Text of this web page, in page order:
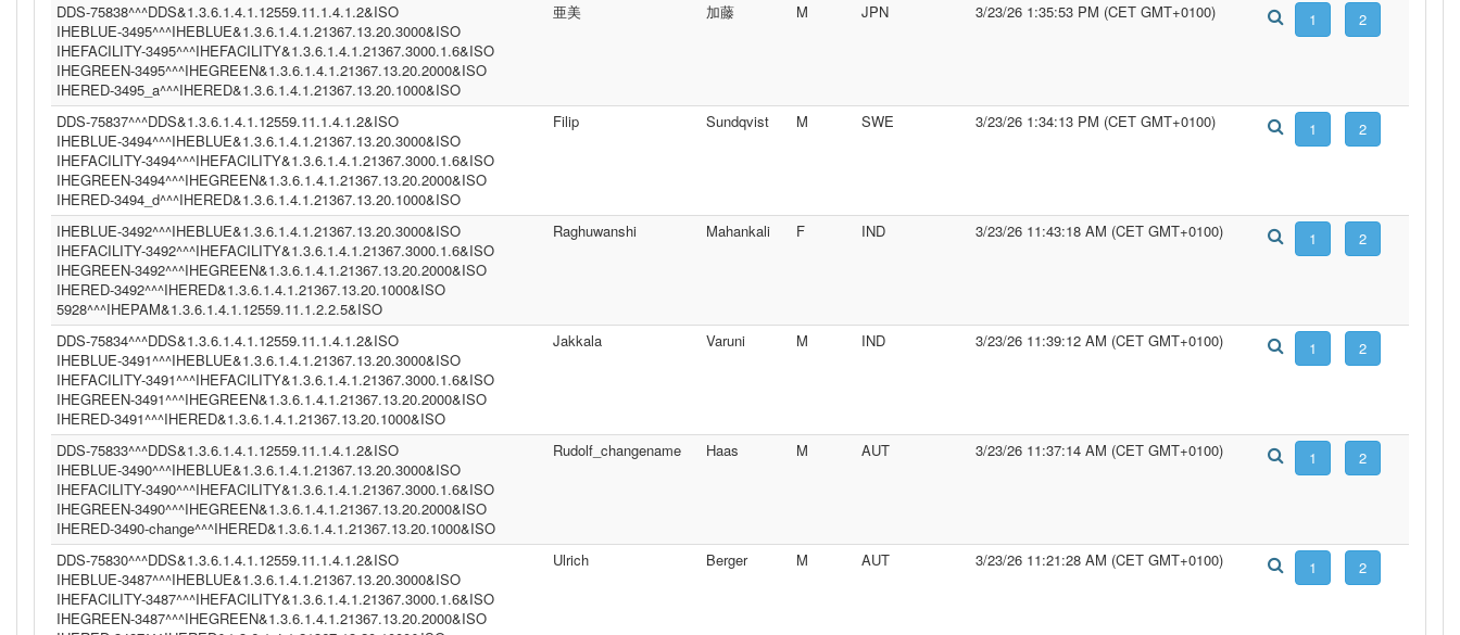
DDS-75838^^^DDS&1.3.6.1.4.1.12559.11.1.4.1.2&ISO
IHEBLUE-3495^^^IHEBLUE&1.3.6.1.4.1.21367.13.20.3000&ISO
IHEFACILITY-3495^^^IHEFACILITY&1.3.6.1.4.1.21367.3000.1.6&ISO
IHEGREEN-3495^^^IHEGREEN&1.3.6.1.4.1.21367.13.20.2000&ISO
IHERED-3495_a^^^IHERED&1.3.6.1.4.1.21367.13.20.1000&ISO
亜美 加藤 M JPN 3/23/26 1:35:53 PM (CET GMT+0100)
DDS-75837^^^DDS&1.3.6.1.4.1.12559.11.1.4.1.2&ISO
IHEBLUE-3494^^^IHEBLUE&1.3.6.1.4.1.21367.13.20.3000&ISO
IHEFACILITY-3494^^^IHEFACILITY&1.3.6.1.4.1.21367.3000.1.6&ISO
IHEGREEN-3494^^^IHEGREEN&1.3.6.1.4.1.21367.13.20.2000&ISO
IHERED-3494_d^^^IHERED&1.3.6.1.4.1.21367.13.20.1000&ISO
Filip Sundqvist M SWE 3/23/26 1:34:13 PM (CET GMT+0100)
IHEBLUE-3492^^^IHEBLUE&1.3.6.1.4.1.21367.13.20.3000&ISO
IHEFACILITY-3492^^^IHEFACILITY&1.3.6.1.4.1.21367.3000.1.6&ISO
IHEGREEN-3492^^^IHEGREEN&1.3.6.1.4.1.21367.13.20.2000&ISO
IHERED-3492^^^IHERED&1.3.6.1.4.1.21367.13.20.1000&ISO
5928^^^IHEPAM&1.3.6.1.4.1.12559.11.1.2.2.5&ISO
Raghuwanshi Mahankali F IND 3/23/26 11:43:18 AM (CET GMT+0100)
DDS-75834^^^DDS&1.3.6.1.4.1.12559.11.1.4.1.2&ISO
IHEBLUE-3491^^^IHEBLUE&1.3.6.1.4.1.21367.13.20.3000&ISO
IHEFACILITY-3491^^^IHEFACILITY&1.3.6.1.4.1.21367.3000.1.6&ISO
IHEGREEN-3491^^^IHEGREEN&1.3.6.1.4.1.21367.13.20.2000&ISO
IHERED-3491^^^IHERED&1.3.6.1.4.1.21367.13.20.1000&ISO
Jakkala Varuni M IND 3/23/26 11:39:12 AM (CET GMT+0100)
DDS-75833^^^DDS&1.3.6.1.4.1.12559.11.1.4.1.2&ISO
IHEBLUE-3490^^^IHEBLUE&1.3.6.1.4.1.21367.13.20.3000&ISO
IHEFACILITY-3490^^^IHEFACILITY&1.3.6.1.4.1.21367.3000.1.6&ISO
IHEGREEN-3490^^^IHEGREEN&1.3.6.1.4.1.21367.13.20.2000&ISO
IHERED-3490-change^^^IHERED&1.3.6.1.4.1.21367.13.20.1000&ISO
Rudolf_changename Haas M AUT 3/23/26 11:37:14 AM (CET GMT+0100)
DDS-75830^^^DDS&1.3.6.1.4.1.12559.11.1.4.1.2&ISO
IHEBLUE-3487^^^IHEBLUE&1.3.6.1.4.1.21367.13.20.3000&ISO
IHEFACILITY-3487^^^IHEFACILITY&1.3.6.1.4.1.21367.3000.1.6&ISO
IHEGREEN-3487^^^IHEGREEN&1.3.6.1.4.1.21367.13.20.2000&ISO
Ulrich Berger M AUT 3/23/26 11:21:28 AM (CET GMT+0100)